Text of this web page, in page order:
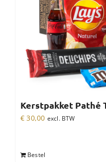
Kerstpakket Pathé
€ 30,00 excl. BTW
Bestel